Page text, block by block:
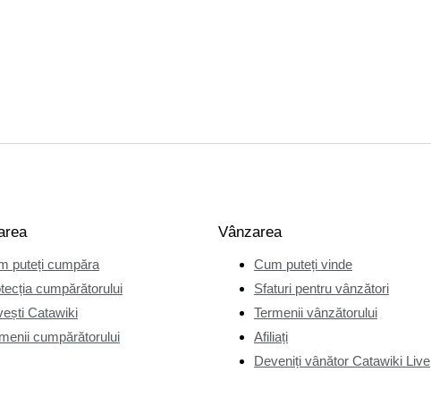
puteți cumpăra
cumpărătorului
Catawiki
cumpărătorului
Vânzarea
Cum puteți vinde
Sfaturi pentru vânzători
Termenii vânzătorului
Afiliați
Deveniți vânător Catawiki Live